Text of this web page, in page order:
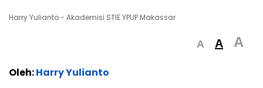
Harry Yulianto - Akademisi STIE YPUP Makassar
A A A
Oleh:Harry Yulianto